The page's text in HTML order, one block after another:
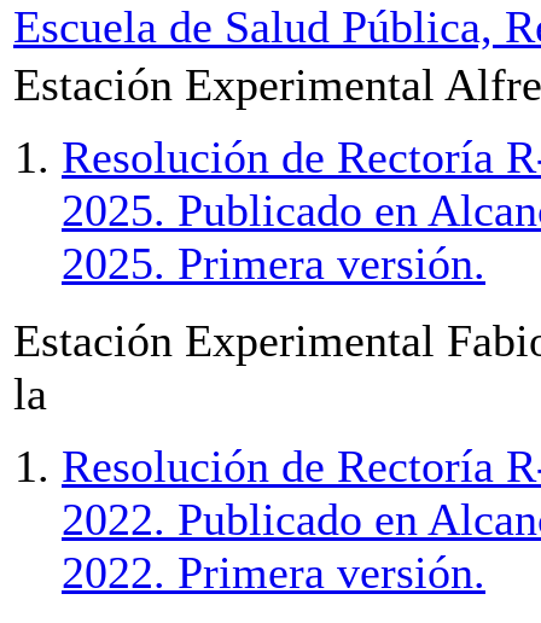
Escuela de Salud Pública,
Estación Experimental
Resolución de Rectoría
2025. Publicado en
2025. Primera versión.
Estación Experimental
la
Resolución de Rectoría
2022. Publicado en
2022. Primera versión.